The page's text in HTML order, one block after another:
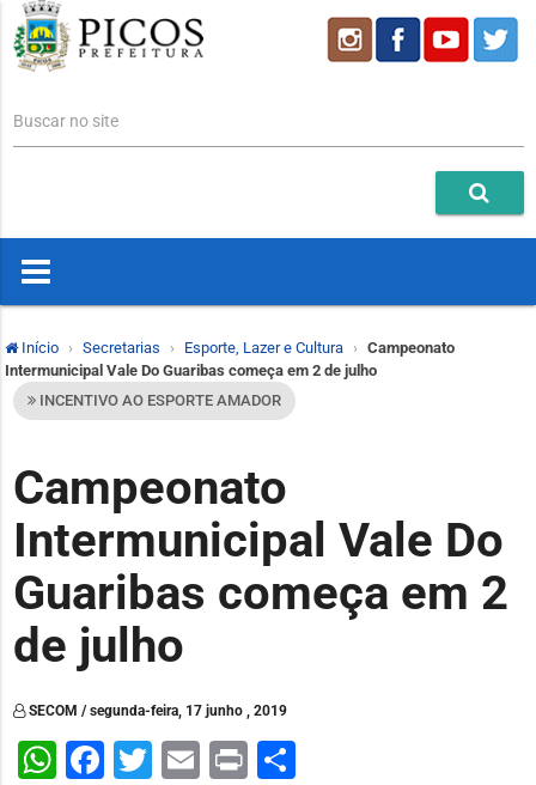
Buscar no site
Início Secretarias Esporte, Lazer e Cultura
Campeonato
Intermunicipal Vale Do Guaribas começa em 2 de julho
INCENTIVO AO ESPORTE AMADOR
Campeonato
Intermunicipal Vale Do
Guaribas começa em 2
de julho
SECOM / segunda-feira, 17 junho , 2019
WhatsApp
Facebook
Twitter
Email
PrintShare